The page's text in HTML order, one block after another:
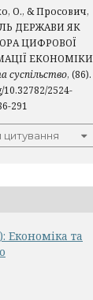
О., & Просович,
ДЕРЖАВИ ЯК
ЦИФРОВОЇ
суспільство, (86).
2524-
291
Економіка та